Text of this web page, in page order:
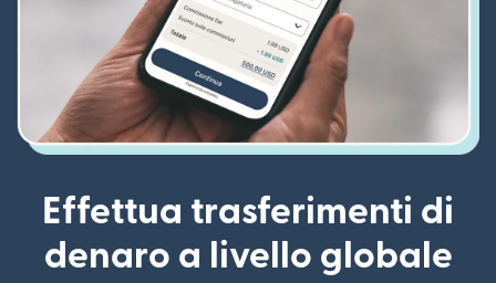
Effettua trasferimenti di
denaro a livello globale